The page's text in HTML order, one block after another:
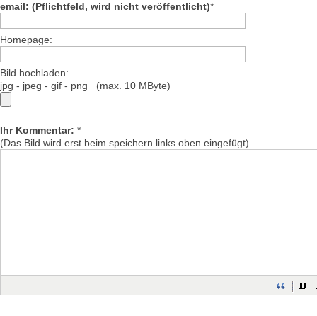
email: (Pflichtfeld, wird nicht veröffentlicht)*
Homepage:
Bild hochladen:
jpg - jpeg - gif - png (max. 10 MByte)
Ihr Kommentar: *
(Das Bild wird erst beim speichern links oben eingefügt)